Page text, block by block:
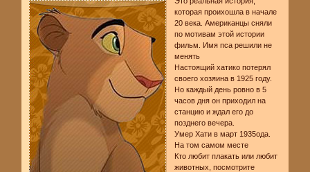
которая проихошла в начале
20 века. Американцы сняли
по мотивам этой истории
фильм. Имя пса решили не
менять
Настоящий хатико потерял
своего хозяина в 1925 году.
Но каждый день ровно в 5
часов дня он приходил на
станцию и ждал его до
позднего вечера.
Умер Хати в март 1935ода.
На том самом месте
Кто любит плакать или любит
животных, посмотрите